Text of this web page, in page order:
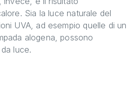
Sia la luce naturale del
UVA, ad esempio quelle di un
alogena, possono
luce.